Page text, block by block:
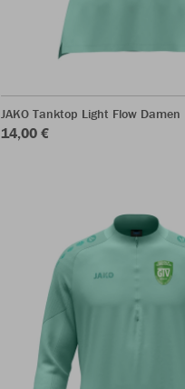
JAKO Tanktop Light Flow Damen
14,00 €